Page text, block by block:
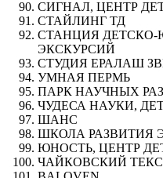
СИГНАЛ, ЦЕНТР
СТАЙЛИНГ ТД
СТАНЦИЯ
ЭКСКУРСИЙ
СТУДИЯ ЕРАЛАШ
УМНАЯ ПЕРМЬ
ПАРК НАУЧНЫХ
ЧУДЕСА НАУКИ,
ШАНС
ШКОЛА РАЗВИТИЯ
ЮНОСТЬ, ЦЕНТР
ЧАЙКОВСКИЙ